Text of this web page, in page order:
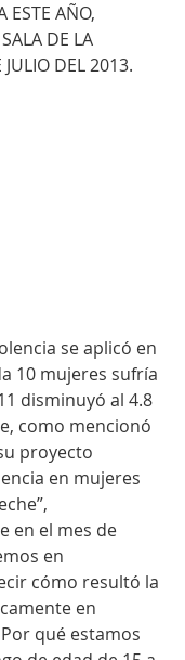
ESTE AÑO,
DE LA
JULIO DEL 2013.
se aplicó en
10 mujeres sufría
disminuyó al 4.8
como mencionó
proyecto
en mujeres
en el mes de
en
cómo resultó la
en
qué estamos